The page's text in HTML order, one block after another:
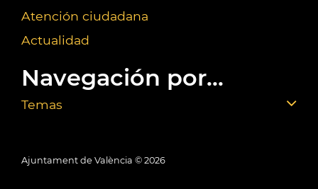
Atención ciudadana
Actualidad
Navegación por...
Temas
Ajuntament de València © 2026